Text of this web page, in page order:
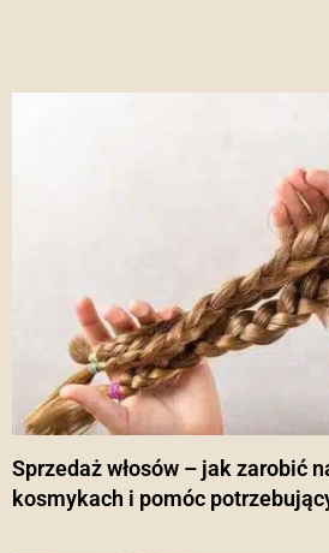
Sprzedaż włosów – jak zarobić
kosmykach i pomóc